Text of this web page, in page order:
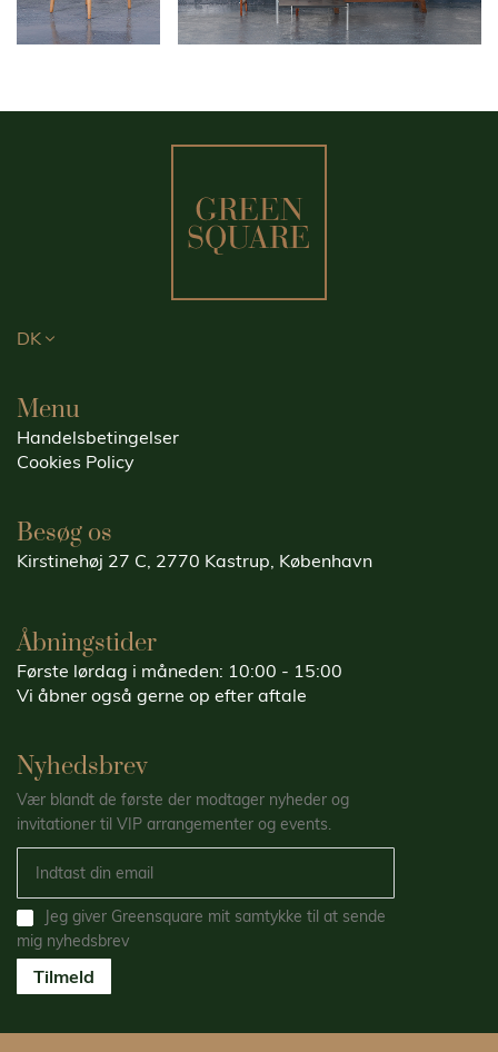
DK
Menu
Handelsbetingelser
Cookies Policy
Besøg os
Kirstinehøj 27 C, 2770 Kastrup, København
Åbningstider
Første lørdag i måneden: 10:00 - 15:00
Vi åbner også gerne op efter aftale
Nyhedsbrev
Vær blandt de første der modtager nyheder og
invitationer til VIP arrangementer og events.
Jeg giver Greensquare mit samtykke til at sende
mig nyhedsbrev
Tilmeld